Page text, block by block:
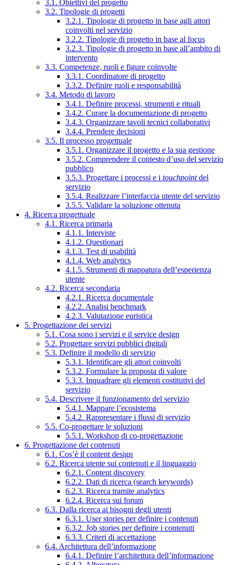
3.1. Obiettivi del progetto
3.2. Tipologie di progetti
3.2.1. Tipologie di progetto in base agli attori
coinvolti nel servizio
3.2.2. Tipologie di progetto in base al focus
3.2.3. Tipologie di progetto in base all’ambito di
intervento
3.3. Competenze, ruoli e figure coinvolte
3.3.1. Coordinatore di progetto
3.3.2. Definire ruoli e responsabilità
3.4. Metodo di lavoro
3.4.1. Definire processi, strumenti e rituali
3.4.2. Curare la documentazione di progetto
3.4.3. Organizzare tavoli tecnici collaborativi
3.4.4. Prendere decisioni
3.5. Il processo progettuale
3.5.1. Organizzare il progetto e la sua gestione
3.5.2. Comprendere il contesto d’uso del servizio
pubblico
3.5.3. Progettare i processi e i touchpointdel
servizio
3.5.4. Realizzare l’interfaccia utente del servizio
3.5.5. Validare la soluzione ottenuta
4. Ricerca progettuale
4.1. Ricerca primaria
4.1.1. Interviste
4.1.2. Questionari
4.1.3. Test di usabilità
4.1.4. Web analytics
4.1.5. Strumenti di mappatura dell’esperienza
utente
4.2. Ricerca secondaria
4.2.1. Ricerca documentale
4.2.2. Analisi benchmark
4.2.3. Valutazione euristica
5. Progettazione dei servizi
5.1. Cosa sono i servizi e il service design
5.2. Progettare servizi pubblici digitali
5.3. Definire il modello di servizio
5.3.1. Identificare gli attori coinvolti
5.3.2. Formulare la proposta di valore
5.3.3. Inquadrare gli elementi costitutivi del
servizio
5.4. Descrivere il funzionamento del servizio
5.4.1. Mappare l’ecosistema
5.4.2. Rappresentare i flussi di servizio
5.5. Co-progettare le soluzioni
5.5.1. Workshop di co-progettazione
6. Progettazione dei contenuti
6.1. Cos’è il content design
6.2. Ricerca utente sui contenuti e il linguaggio
6.2.1. Content discovery
6.2.2. Dati di ricerca (search keywords)
6.2.3. Ricerca tramite analytics
6.2.4. Ricerca sui forum
6.3. Dalla ricerca ai bisogni degli utenti
6.3.1. User stories per definire i contenuti
6.3.2. Job stories per definire i contenuti
6.3.3. Criteri di accettazione
6.4. Architettura dell’informazione
6.4.1. Definire l’architettura dell’informazione